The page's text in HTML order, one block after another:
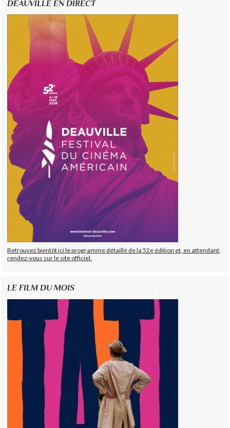
DEAUVILLE EN DIRECT
Retrouvez bientôt ici le programme détaillé de la 52e édition et, en attendant,
rendez-vous sur le site officiel.
LE FILM DU MOIS